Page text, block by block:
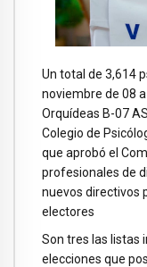
Un total de 3,614
noviembre de 08
Orquídeas B-07
Colegio de
que aprobó el
profesionales de
nuevos directivos
electores
Son tres las listas
elecciones que